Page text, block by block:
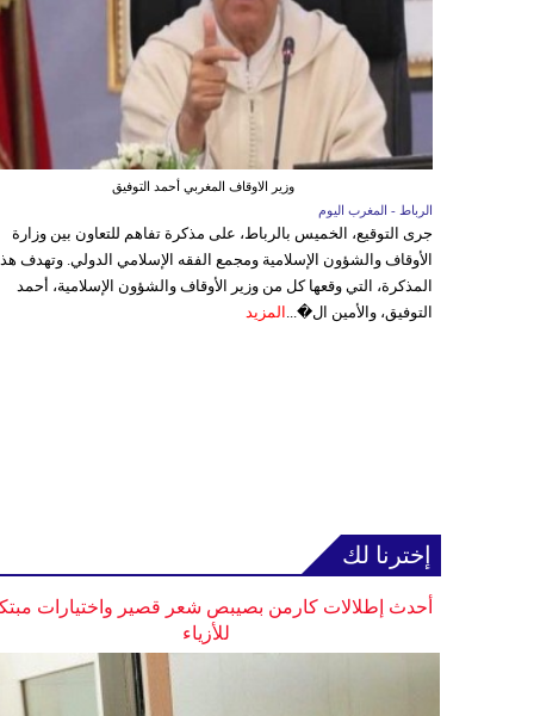
وزير الاوقاف المغربي أحمد التوفيق
الرباط - المغرب اليوم
جرى التوقيع، الخميس بالرباط، على مذكرة تفاهم للتعاون بين وزارة
الأوقاف والشؤون الإسلامية ومجمع الفقه الإسلامي الدولي. وتهدف
المذكرة، التي وقعها كل من وزير الأوقاف والشؤون الإسلامية، أحمد
التوفيق، والأمين ال�... المزيد
إخترنا لك
أحدث إطلالات كارمن بصيبص شعر قصير واختيارات
للأزياء